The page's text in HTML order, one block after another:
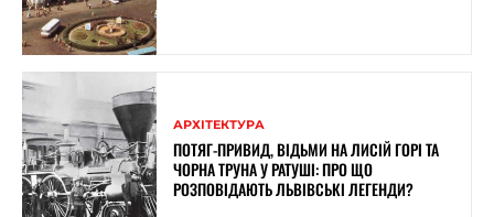
АРХІТЕКТУРА
ПОТЯГ-ПРИВИД, ВІДЬМИ НА ЛИСІЙ ГОРІ ТА
ЧОРНА ТРУНА У РАТУШІ: ПРО ЩО
РОЗПОВІДАЮТЬ ЛЬВІВСЬКІ ЛЕГЕНДИ?